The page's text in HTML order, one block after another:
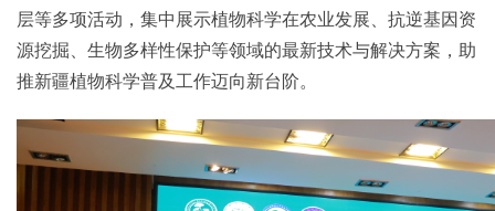
层等多项活动，集中展示植物科学在农业发展、抗逆基因资
源挖掘、生物多样性保护等领域的最新技术与解决方案，助
推新疆植物科学普及工作迈向新台阶。